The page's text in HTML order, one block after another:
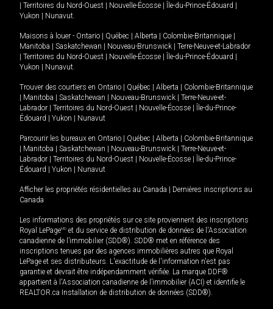
| Territoires du Nord-Ouest | Nouvelle-Écosse | Île-du-Prince-Édouard |
Yukon | Nunavut
Maisons à louer - Ontario | Québec | Alberta | Colombie-Britannique |
Manitoba | Saskatchewan | Nouveau-Brunswick | Terre-Neuve-et-Labrador
| Territoires du Nord-Ouest | Nouvelle-Écosse | Île-du-Prince-Édouard |
Yukon | Nunavut
Trouver des courtiers en Ontario | Québec | Alberta | Colombie-Britannique
| Manitoba | Saskatchewan | Nouveau-Brunswick | Terre-Neuve-et-
Labrador | Territoires du Nord-Ouest | Nouvelle-Écosse | Île-du-Prince-
Édouard | Yukon | Nunavut
Parcourir les bureaux en Ontario | Québec | Alberta | Colombie-Britannique
| Manitoba | Saskatchewan | Nouveau-Brunswick | Terre-Neuve-et-
Labrador | Territoires du Nord-Ouest | Nouvelle-Écosse | Île-du-Prince-
Édouard | Yukon | Nunavut
Afficher les propriétés résidentielles au Canada | Dernières inscriptions au
Canada
Les informations des propriétés sur ce site proviennent des inscriptions
Royal LePageMD et du service de distribution de données de l'Association
canadienne de l’immobilier (SDD®). SDD® met en référence des
inscriptions tenues par des agences immobilières autres que Royal
LePage et ses distributeurs. L'exactitude de l'information n'est pas
garantie et devrait être indépendamment vérifiée. La marque DDF®
appartient à l'Association canadienne de l’immobilier (ACI) et identifie le
REALTOR.ca Installation de distribution de données (SDD®).